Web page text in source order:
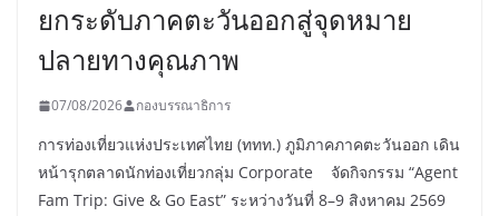
ยกระดับภาคตะวันออกสู่จุดหมาย
ปลายทางคุณภาพ
07/08/2026 กองบรรณาธิการ
การท่องเที่ยวแห่งประเทศไทย (ททท.) ภูมิภาคภาคตะวันออก เดิน
หน้ารุกตลาดนักท่องเที่ยวกลุ่ม Corporate จัดกิจกรรม “Agent
Fam Trip: Give & Go East” ระหว่างวันที่ 8–9 สิงหาคม 2569